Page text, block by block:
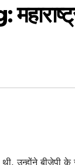
उन्होंने बीजेपी